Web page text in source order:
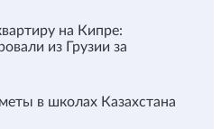
на Кипре:
из Грузии за
в школах Казахстана